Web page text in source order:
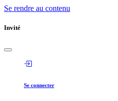
Se rendre au contenu
Invité
Se connecter